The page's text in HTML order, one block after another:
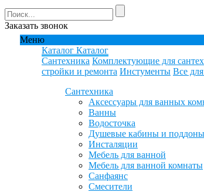
Заказать звонок
Меню
Каталог Каталог
Сантехника Комплектующие для
стройки и ремонта Инстументы Все
Сантехника
Аксессуары для ванных
Ванны
Водосточка
Душевые кабины и поддоны
Инсталяции
Мебель для ванной
Мебель для ванной комнаты
Санфаянс
Смесители